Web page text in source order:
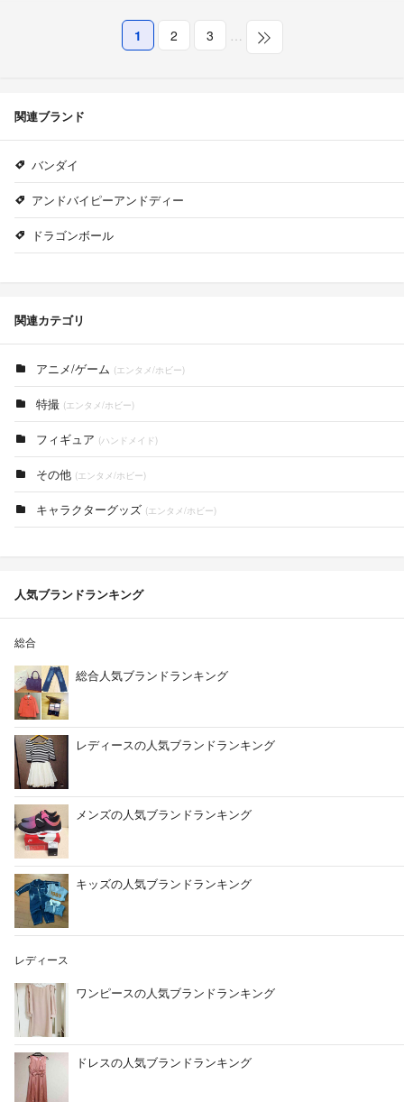
1 2 3 …
関連ブランド
バンダイ
アンドバイピーアンドディー
ドラゴンボール
関連カテゴリ
アニメ/ゲーム (エンタメ/ホビー)
特撮 (エンタメ/ホビー)
フィギュア (ハンドメイド)
その他 (エンタメ/ホビー)
キャラクターグッズ (エンタメ/ホビー)
人気ブランドランキング
総合
総合人気ブランドランキング
レディースの人気ブランドランキング
メンズの人気ブランドランキング
キッズの人気ブランドランキング
レディース
ワンピースの人気ブランドランキング
ドレスの人気ブランドランキング